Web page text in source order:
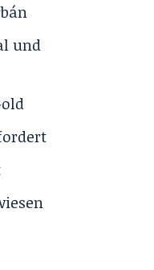
und